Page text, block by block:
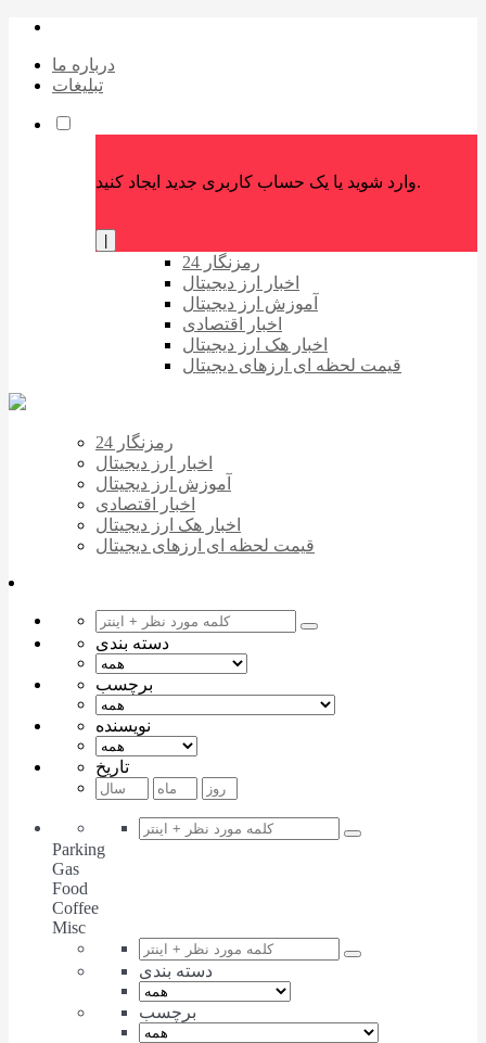
درباره ما
تبلیغات
وارد شوید یا یک حساب کاربری جدید ایجاد کنید.
رمزنگار 24
اخبار ارز دیجیتال
آموزش ارز دیجیتال
اخبار اقتصادی
اخبار هک ارز دیجیتال
قیمت لحظه ای ارزهای دیجیتال
رمزنگار 24
اخبار ارز دیجیتال
آموزش ارز دیجیتال
اخبار اقتصادی
اخبار هک ارز دیجیتال
قیمت لحظه ای ارزهای دیجیتال
دسته بندی
برچسب
نویسنده
تاریخ
Parking
Gas
Food
Coffee
Misc
دسته بندی
برچسب